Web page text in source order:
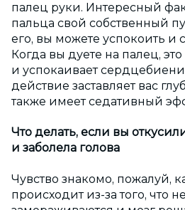
палец руки. Интересный
пальца свой собственный
его, вы можете успокоить и
Когда вы дуете на палец,
и успокаивает
действие заставляет вас
также имеет седативный
Что делать, если вы
и заболела голова
Чувство знакомо, пожалуй,
происходит из-за того, что